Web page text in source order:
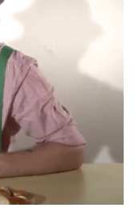
é a resposta